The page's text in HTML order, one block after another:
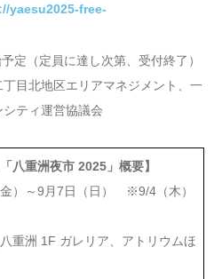
yaesu2025-free-
（定員に達し次第、受付終了）
目北地区エリアマネジメント、⼀
ティ運営協議会
八重洲夜市 2025」概要】
金）～9月7日（日） ※9/4（木）
重洲 1F ガレリア、アトリウムほ